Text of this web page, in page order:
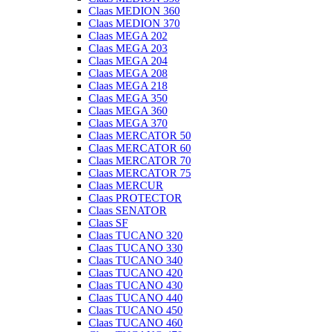
Claas MEDION 360
Claas MEDION 370
Claas MEGA 202
Claas MEGA 203
Claas MEGA 204
Claas MEGA 208
Claas MEGA 218
Claas MEGA 350
Claas MEGA 360
Claas MEGA 370
Claas MERCATOR 50
Claas MERCATOR 60
Claas MERCATOR 70
Claas MERCATOR 75
Claas MERCUR
Claas PROTECTOR
Claas SENATOR
Claas SF
Claas TUCANO 320
Claas TUCANO 330
Claas TUCANO 340
Claas TUCANO 420
Claas TUCANO 430
Claas TUCANO 440
Claas TUCANO 450
Claas TUCANO 460